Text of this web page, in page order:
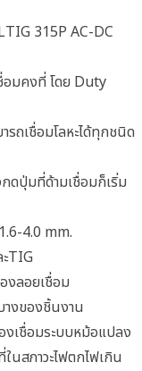
315P AC-DC
อมคงที่ โดย Duty
รถเชื่อมโลหะได้ทุกชนิด
ดปุ่มที่ด้ามเชื่อมก็เริ่ม
4.0 mm.
TIG
งลอยเชื่อม
างของชิ้นงาน
งเชื่อมระบบหม้อแปลง
นสภาวะไฟตกไฟเกิน